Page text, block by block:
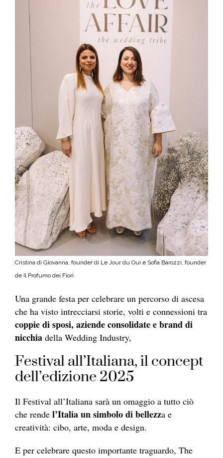
Cristina di Giovanna, founder di Le Jour du Oui e Sofia Barozzi, founder
de Il Profumo dei Fiori
Una grande festa per celebrare un percorso di ascesa
che ha visto intrecciarsi storie, volti e connessioni tra
coppie di sposi, aziende consolidate e brand di
nicchia della Wedding Industry,
Festival all’Italiana, il concept
dell’edizione 2025
Il Festival all’Italiana sarà un omaggio a tutto ciò
che rende l’Italia un simbolo di bellezza e
creatività: cibo, arte, moda e design.
E per celebrare questo importante traguardo, The